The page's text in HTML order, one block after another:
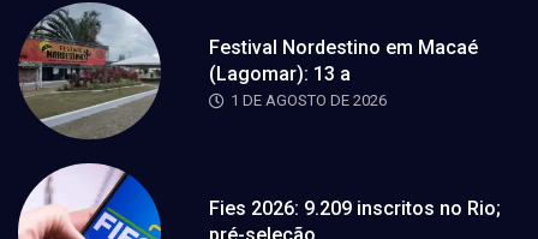
Festival Nordestino em Macaé
(Lagomar): 13 a
1 DE AGOSTO DE 2026
Fies 2026: 9.209 inscritos no Rio;